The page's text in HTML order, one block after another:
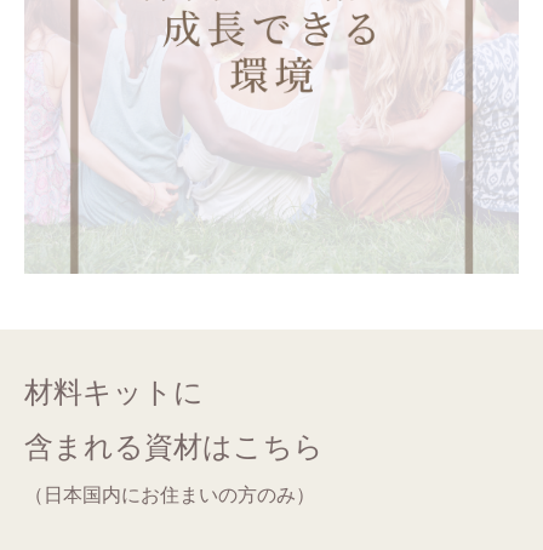
材料キットに
含まれる資材はこちら
（日本国内にお住まいの方のみ）